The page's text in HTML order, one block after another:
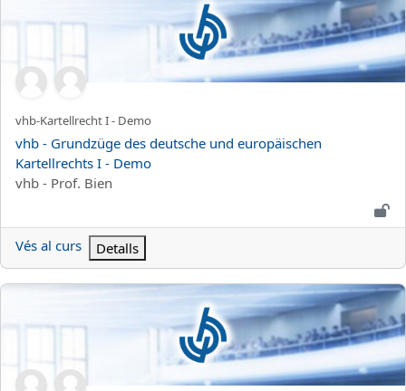
Nom curt del curs
vhb-Kartellrecht I - Demo
Nom del curs
vhb - Grundzüge des deutsche und europäischen
Kartellrechts I - Demo
Categoria de curs
vhb - Prof. Bien
Vés al curs Detalls
vhb - Grundzüge des deutschen und europäischen Kartellrechts I